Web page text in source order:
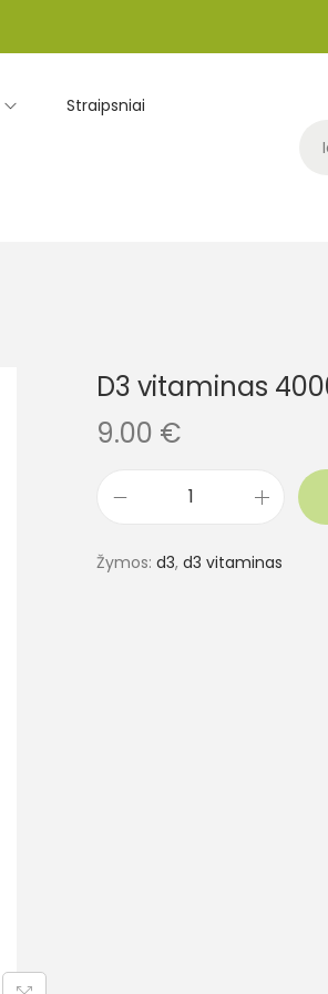
Straipsniai
D3 vitaminas
9.00 €
Žymos: d3, d3 vitaminas